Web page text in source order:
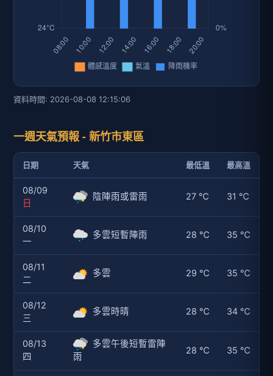
資料時間: 2026-08-08 12:15:06
一週天氣預報 - 新竹市東區
日期 天氣 最低溫 最高溫
08/09
日
陰陣雨或雷雨 27 ℃ 31 ℃
08/10
一
多雲短暫陣雨 28 ℃ 35 ℃
08/11
二
多雲 29 ℃ 35 ℃
08/12
三
多雲時晴 28 ℃ 34 ℃
08/13
四
多雲午後短暫雷陣
雨
28 ℃ 35 ℃